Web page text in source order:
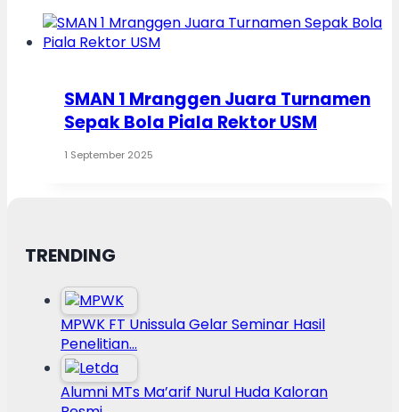
SMAN 1 Mranggen Juara Turnamen
Sepak Bola Piala Rektor USM
1 September 2025
TRENDING
MPWK FT Unissula Gelar Seminar Hasil
Penelitian…
Alumni MTs Ma’arif Nurul Huda Kaloran